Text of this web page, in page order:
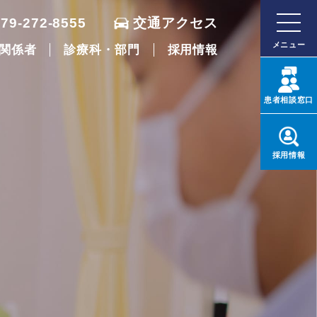
272-8555 交通アクセス
係者 診療科・部門 採用情報 メニュー
患者相談窓口
採用情報